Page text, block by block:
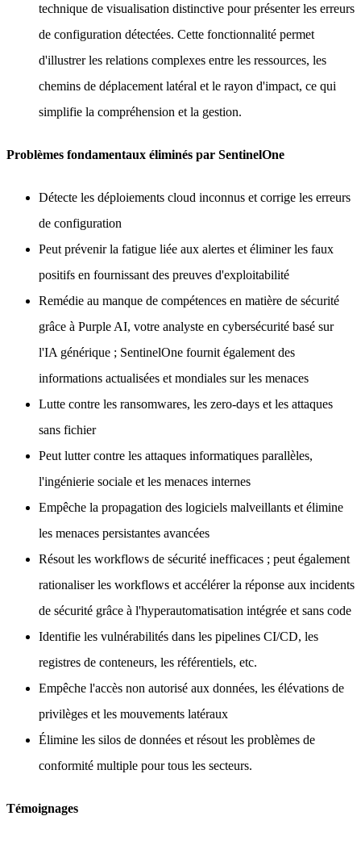
technique de visualisation distinctive pour présenter les erreurs
de configuration détectées. Cette fonctionnalité permet
d'illustrer les relations complexes entre les ressources, les
chemins de déplacement latéral et le rayon d'impact, ce qui
simplifie la compréhension et la gestion.
Problèmes fondamentaux éliminés par SentinelOne
Détecte les déploiements cloud inconnus et corrige les erreurs
de configuration
Peut prévenir la fatigue liée aux alertes et éliminer les faux
positifs en fournissant des preuves d'exploitabilité
Remédie au manque de compétences en matière de sécurité
grâce à Purple AI, votre analyste en cybersécurité basé sur
l'IA générique ; SentinelOne fournit également des
informations actualisées et mondiales sur les menaces
Lutte contre les ransomwares, les zero-days et les attaques
sans fichier
Peut lutter contre les attaques informatiques parallèles,
l'ingénierie sociale et les menaces internes
Empêche la propagation des logiciels malveillants et élimine
les menaces persistantes avancées
Résout les workflows de sécurité inefficaces ; peut également
rationaliser les workflows et accélérer la réponse aux incidents
de sécurité grâce à l'hyperautomatisation intégrée et sans code
Identifie les vulnérabilités dans les pipelines CI/CD, les
registres de conteneurs, les référentiels, etc.
Empêche l'accès non autorisé aux données, les élévations de
privilèges et les mouvements latéraux
Élimine les silos de données et résout les problèmes de
conformité multiple pour tous les secteurs.
Témoignages